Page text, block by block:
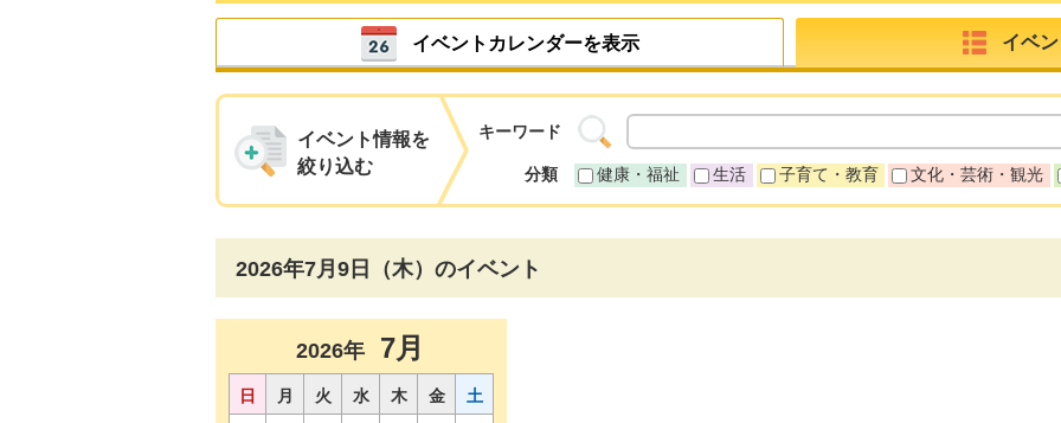
イベントカレンダーを表示 イベ
イベント情報を
絞り込む
キーワード
分類 健康・福祉 生活 子育て・教育 文化・芸術・観光
2026年7月9日（木）のイベント
2026年 7月
日 月 火 水 木 金 土